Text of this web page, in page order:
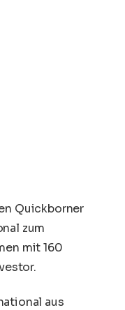
Quickborner
zum
mit 160
aus